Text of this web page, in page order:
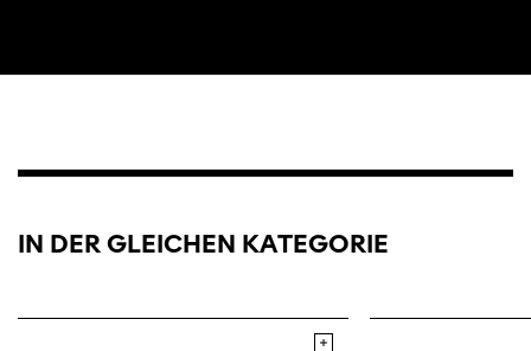
IN DER GLEICHEN KATEGORIE